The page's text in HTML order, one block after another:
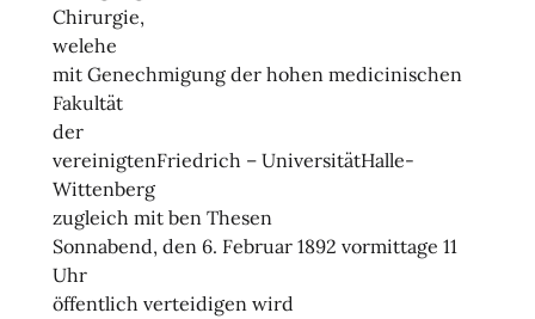
Chirurgie,
welehe
mit Genechmigung der hohen medicinischen
Fakultät
der
vereinigtenFriedrich – UniversitätHalle-
Wittenberg
zugleich mit ben Thesen
Sonnabend, den 6. Februar 1892 vormittage 11
Uhr
öffentlich verteidigen wird